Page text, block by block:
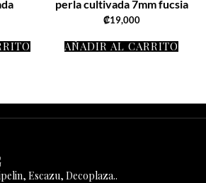
perla cultivada 7mm fucsia
₡19,000
AÑADIR AL CARRITO
Escazu, Decoplaza..